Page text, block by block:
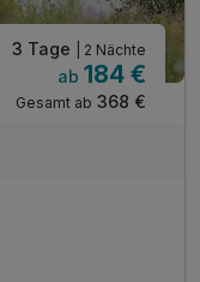
3 Tage | 2 Nächte
ab 184 €
Gesamt ab 368 €